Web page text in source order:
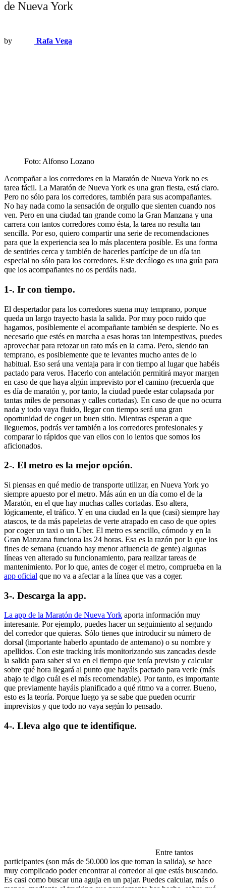
de Nueva York
by Rafa Vega
Foto: Alfonso Lozano
Acompañar a los corredores en la Maratón de Nueva York no es
tarea fácil. La Maratón de Nueva York es una gran fiesta, está claro.
Pero no sólo para los corredores, también para sus acompañantes.
No hay nada como la sensación de orgullo que sienten cuando nos
ven. Pero en una ciudad tan grande como la Gran Manzana y una
carrera con tantos corredores como ésta, la tarea no resulta tan
sencilla. Por eso, quiero compartir una serie de recomendaciones
para que la experiencia sea lo más placentera posible. Es una forma
de sentirles cerca y también de hacerles partícipe de un día tan
especial no sólo para los corredores. Este decálogo es una guía para
que los acompañantes no os perdáis nada.
1-. Ir con tiempo.
El despertador para los corredores suena muy temprano, porque
queda un largo trayecto hasta la salida. Por muy poco ruido que
hagamos, posiblemente el acompañante también se despierte. No es
necesario que estés en marcha a esas horas tan intempestivas, puedes
aprovechar para retozar un rato más en la cama. Pero, siendo tan
temprano, es posiblemente que te levantes mucho antes de lo
habitual. Eso será una ventaja para ir con tiempo al lugar que habéis
pactado para veros. Hacerlo con antelación permitirá mayor margen
en caso de que haya algún imprevisto por el camino (recuerda que
es día de maratón y, por tanto, la ciudad puede estar colapsada por
tantas miles de personas y calles cortadas). En caso de que no ocurra
nada y todo vaya fluido, llegar con tiempo será una gran
oportunidad de coger un buen sitio. Mientras esperan a que
lleguemos, podrás ver también a los corredores profesionales y
comparar lo rápidos que van ellos con lo lentos que somos los
aficionados.
2-. El metro es la mejor opción.
Si piensas en qué medio de transporte utilizar, en Nueva York yo
siempre apuesto por el metro. Más aún en un día como el de la
Maratón, en el que hay muchas calles cortadas. Eso altera,
lógicamente, el tráfico. Y en una ciudad en la que (casi) siempre hay
atascos, te da más papeletas de verte atrapado en caso de que optes
por coger un taxi o un Uber. El metro es sencillo, cómodo y en la
Gran Manzana funciona las 24 horas. Esa es la razón por la que los
fines de semana (cuando hay menor afluencia de gente) algunas
líneas ven alterado su funcionamiento, para realizar tareas de
mantenimiento. Por lo que, antes de coger el metro, comprueba en la
app oficial que no va a afectar a la línea que vas a coger.
3-. Descarga la app.
La app de la Maratón de Nueva York aporta información muy
interesante. Por ejemplo, puedes hacer un seguimiento al segundo
del corredor que quieras. Sólo tienes que introducir su número de
dorsal (importante haberlo apuntado de antemano) o su nombre y
apellidos. Con este tracking irás monitorizando sus zancadas desde
la salida para saber si va en el tiempo que tenía previsto y calcular
sobre qué hora llegará al punto que hayáis pactado para verle (más
abajo te digo cuál es el más recomendable). Por tanto, es importante
que previamente hayáis planificado a qué ritmo va a correr. Bueno,
esto es la teoría. Porque luego ya se sabe que pueden ocurrir
imprevistos y que todo no vaya según lo pensado.
4-. Lleva algo que te identifique.
Entre tantos
participantes (son más de 50.000 los que toman la salida), se hace
muy complicado poder encontrar al corredor al que estás buscando.
Es casi como buscar una aguja en un pajar. Puedes calcular, más o